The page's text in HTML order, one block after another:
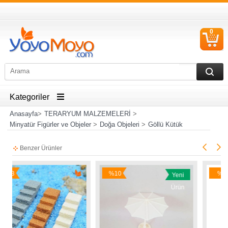
0
Kategoriler
Anasayfa> TERARYUM MALZEMELERİ >
Minyatür Figürler ve Objeler> Doğa Objeleri > Göllü Kütük
Benzer Ürünler
%10
İndirim
%9
İndirim